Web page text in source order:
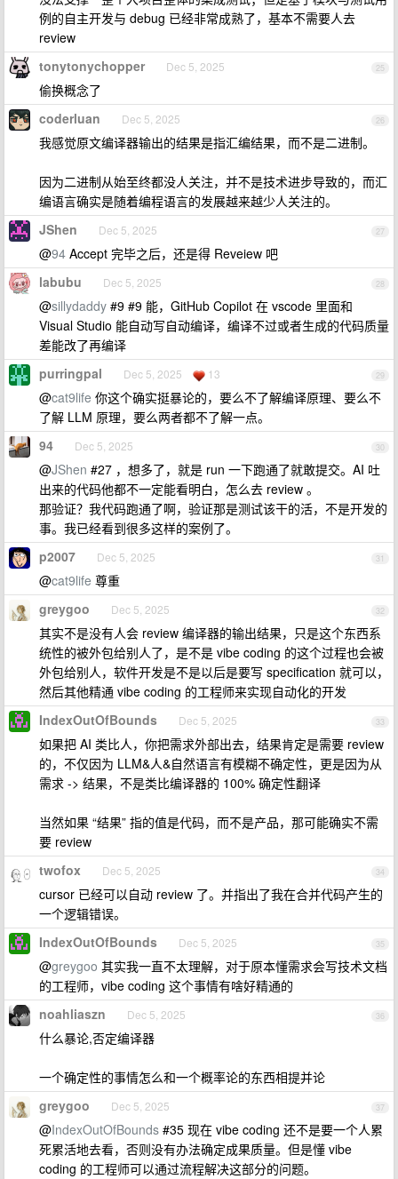
例的自主开发与 debug 已经非常成熟了，基本不需要人去
review
25
tonytonychopper Dec 5, 2025
偷换概念了
26
coderluan Dec 5, 2025
我感觉原文编译器输出的结果是指汇编结果，而不是二进制。
因为二进制从始至终都没人关注，并不是技术进步导致的，而汇
编语言确实是随着编程语言的发展越来越少人关注的。
27
JShen Dec 5, 2025
@94 Accept 完毕之后，还是得 Reveiew 吧
28
labubu Dec 5, 2025
@sillydaddy #9 #9 能，GitHub Copilot 在 vscode 里面和
Visual Studio 能自动写自动编译，编译不过或者生成的代码质量
差能改了再编译
29
purringpal Dec 5, 2025 13
@cat9life 你这个确实挺暴论的，要么不了解编译原理、要么不
了解 LLM 原理，要么两者都不了解一点。
30
94 Dec 5, 2025
@JShen #27 ，想多了，就是 run 一下跑通了就敢提交。AI 吐
出来的代码他都不一定能看明白，怎么去 review 。
那验证？我代码跑通了啊，验证那是测试该干的活，不是开发的
事。我已经看到很多这样的案例了。
31
p2007 Dec 5, 2025
@cat9life 尊重
32
greygoo Dec 5, 2025
其实不是没有人会 review 编译器的输出结果，只是这个东西系
统性的被外包给别人了，是不是 vibe coding 的这个过程也会被
外包给别人，软件开发是不是以后是要写 specification 就可以，
然后其他精通 vibe coding 的工程师来实现自动化的开发
33
IndexOutOfBounds Dec 5, 2025
如果把 AI 类比人，你把需求外部出去，结果肯定是需要 review
的，不仅因为 LLM&人&自然语言有模糊不确定性，更是因为从
需求 -> 结果，不是类比编译器的 100% 确定性翻译
当然如果 “结果” 指的值是代码，而不是产品，那可能确实不需
要 review
34
twofox Dec 5, 2025
cursor 已经可以自动 review 了。并指出了我在合并代码产生的
一个逻辑错误。
35
IndexOutOfBounds Dec 5, 2025
@greygoo 其实我一直不太理解，对于原本懂需求会写技术文档
的工程师，vibe coding 这个事情有啥好精通的
36
noahliaszn Dec 5, 2025
什么暴论,否定编译器
一个确定性的事情怎么和一个概率论的东西相提并论
37
greygoo Dec 5, 2025
@IndexOutOfBounds #35 现在 vibe coding 还不是要一个人累
死累活地去看，否则没有办法确定成果质量。但是懂 vibe
coding 的工程师可以通过流程解决这部分的问题。